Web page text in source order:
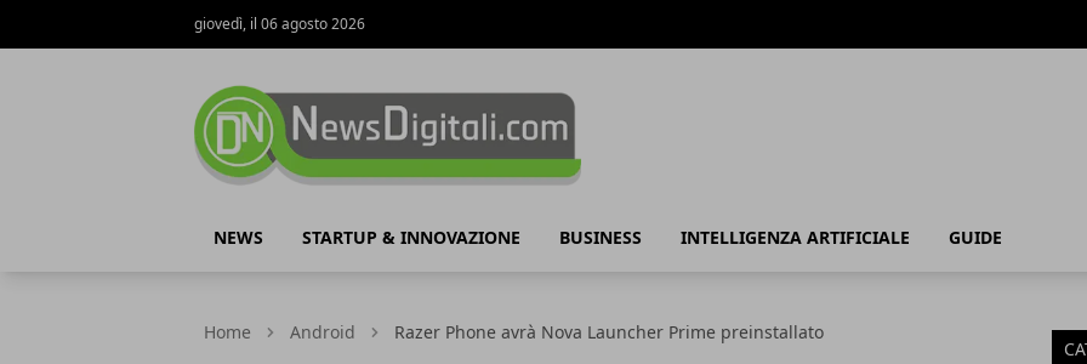
giovedì, il 06 agosto 2026
NEWS STARTUP & INNOVAZIONE BUSINESS INTELLIGENZA ARTIFICIALE GUIDE
Home Android Razer Phone avrà Nova Launcher Prime preinstallato